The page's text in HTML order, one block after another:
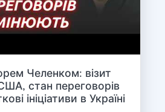
Челенком: візит
стан переговорів
ініціативи в Україні